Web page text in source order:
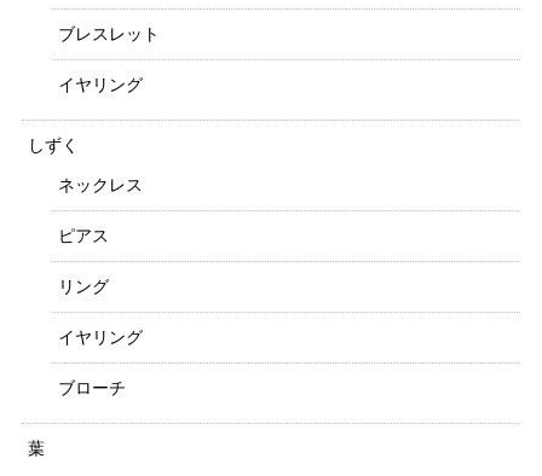
ブレスレット
イヤリング
しずく
ネックレス
ピアス
リング
イヤリング
ブローチ
葉